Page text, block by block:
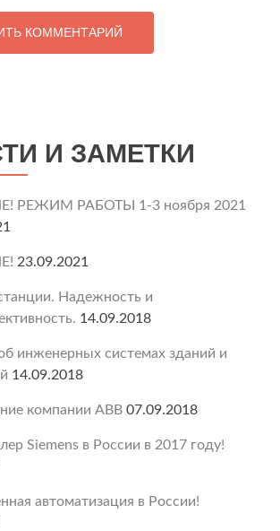
И ЗАМЕТКИ
РЕЖИМ РАБОТЫ 1-3 ноября 2021
23.09.2021
Надежность и
14.09.2018
инженерных системах зданий и
14.09.2018
компании ABB 07.09.2018
Siemens в России в 2017 году!
автоматизация в России!